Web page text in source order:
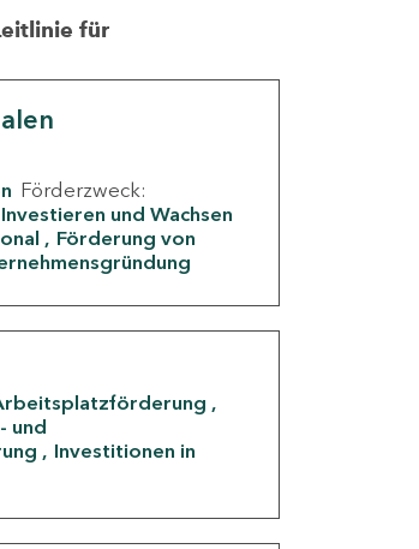
für
Förderzweck:
Investieren und Wachsen
Förderung von
und
Investitionen in